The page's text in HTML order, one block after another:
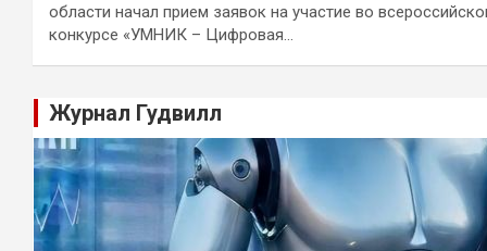
области начал прием заявок на участие во
конкурсе «УМНИК – Цифровая…
Журнал Гудвилл